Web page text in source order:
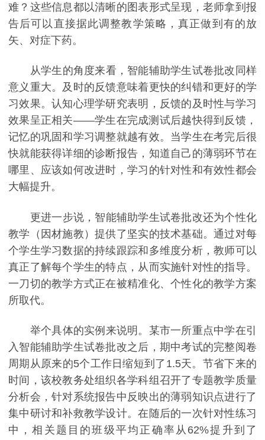
难？这些信息都以清晰的图表形式呈现，老师拿到报
告后可以直接据此调整教学策略，真正做到有的放
矢、对症下药。
从学生的角度来看，智能辅助学生试卷批改同样
意义重大。及时的反馈意味着更快的纠错和更好的学
习效果。认知心理学研究表明，反馈的及时性与学习
效果呈正相关——学生在完成测试后越快得到反馈，
记忆的巩固和学习调整就越有效。当学生在考完后很
快就能获得详细的诊断报告，知道自己的薄弱环节在
哪里、应该如何改进时，学习的针对性和有效性都会
大幅提升。
更进一步说，智能辅助学生试卷批改还为个性化
教学（因材施教）提供了坚实的技术基础。通过对每
个学生学习数据的持续跟踪和多维度分析，教师可以
真正了解每个学生的特点，从而实施针对性的指导。
一刀切的教学方式正在被精准化、个性化的教学方案
所取代。
举个具体的实例来说明。某市一所重点中学在引
入智能辅助学生试卷批改之后，期中考试的完整阅卷
周期从原来的5个工作日缩短到了1.5天。节省下来的
时间，该校教务处组织各学科组召开了专题教学质量
分析会，针对系统报告中反映出的薄弱知识点进行了
集中研讨和补救教学设计。在随后的一次针对性练习
中，相关题目的班级平均正确率从62%提升到了